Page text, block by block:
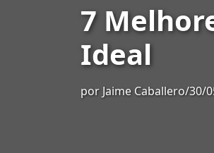
7
Ideal
por Jaime Caballero/30/